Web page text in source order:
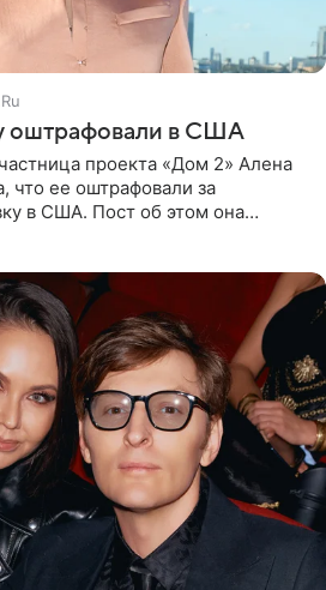
оштрафовали в США
проекта «Дом 2» Алена
что ее оштрафовали за
в США. Пост об этом она